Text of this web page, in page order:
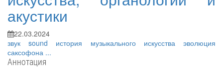
акустики
22.03.2024
звукsound история музыкального искусстваэволюция
саксофона ...
Аннотация